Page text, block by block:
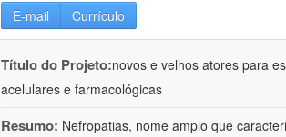
E-mail Currículo
Título do Projeto:novos e velhos atores para
acelulares e farmacológicas
Resumo: Nefropatias, nome amplo que